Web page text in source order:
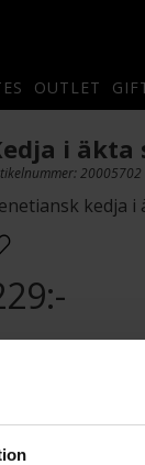
OUTLET
i äkta
20005702
kedja i